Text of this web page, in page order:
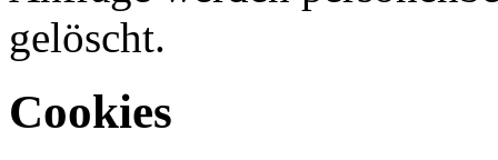
gelöscht.
Cookies